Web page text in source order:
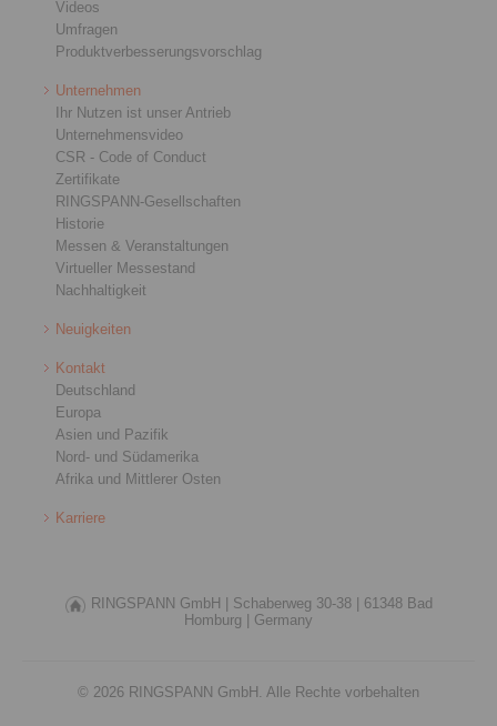
Videos
Umfragen
Produktverbesserungsvorschlag
Unternehmen
Ihr Nutzen ist unser Antrieb
Unternehmensvideo
CSR - Code of Conduct
Zertifikate
RINGSPANN-Gesellschaften
Historie
Messen & Veranstaltungen
Virtueller Messestand
Nachhaltigkeit
Neuigkeiten
Kontakt
Deutschland
Europa
Asien und Pazifik
Nord- und Südamerika
Afrika und Mittlerer Osten
Karriere
RINGSPANN GmbH | Schaberweg 30-38 |
61348 Bad
Homburg |
Germany
© 2026 RINGSPANN GmbH. Alle Rechte vorbehalten